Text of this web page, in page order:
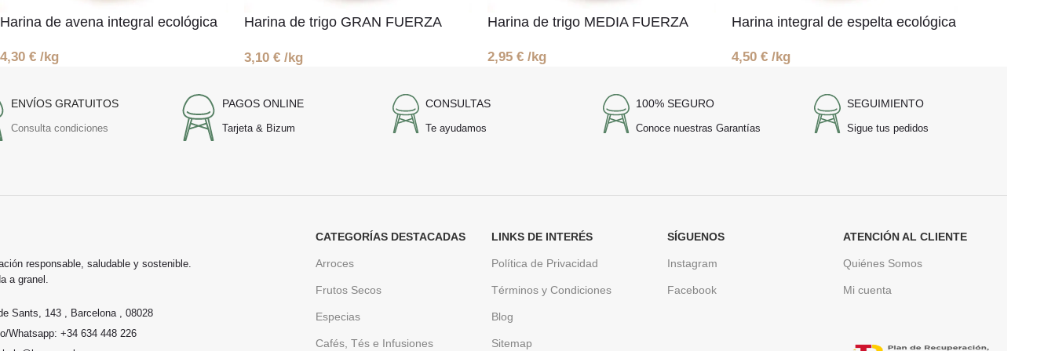
Harina de avena integral ecológica
4,30 € /kg
Harina de trigo GRAN FUERZA
3,10 € /kg
Harina de trigo MEDIA FUERZA
2,95 € /kg
Harina integral de espelta ecológica
4,50 € /kg
ENVÍOS GRATUITOS
Consulta condiciones
PAGOS ONLINE
Tarjeta & Bizum
CONSULTAS
Te ayudamos
100% SEGURO
Conoce nuestras Garantías
SEGUIMIENTO
Sigue tus pedidos
responsable, saludable y sostenible.
a granel.
Sants, 143 , Barcelona , 08028
Whatsapp: +34 634 448 226
CATEGORÍAS DESTACADAS
Arroces
Frutos Secos
Especias
Cafés, Tés e Infusiones
LINKS DE INTERÉS
Política de Privacidad
Términos y Condiciones
Blog
Sitemap
SÍGUENOS
Instagram
Facebook
ATENCIÓN AL CLIENTE
Quiénes Somos
Mi cuenta